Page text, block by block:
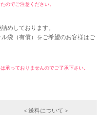
のでご注意ください。
めしております。
袋（有償）をご希望のお客様はご
承っておりませんのでご了承下さい。
＜送料について＞